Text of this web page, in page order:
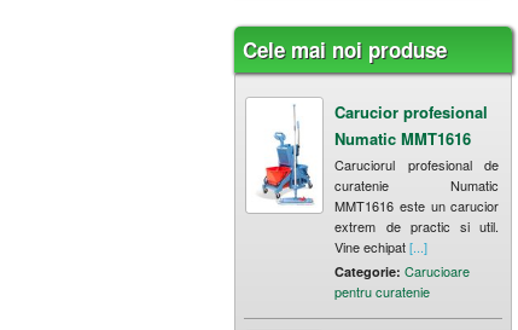
Cele mai noi produse
Carucior profesional
Numatic MMT1616
Caruciorul profesional de
curatenie Numatic
MMT1616 este un carucior
extrem de practic si util.
Vine echipat[...]
Categorie: Carucioare
pentru curatenie